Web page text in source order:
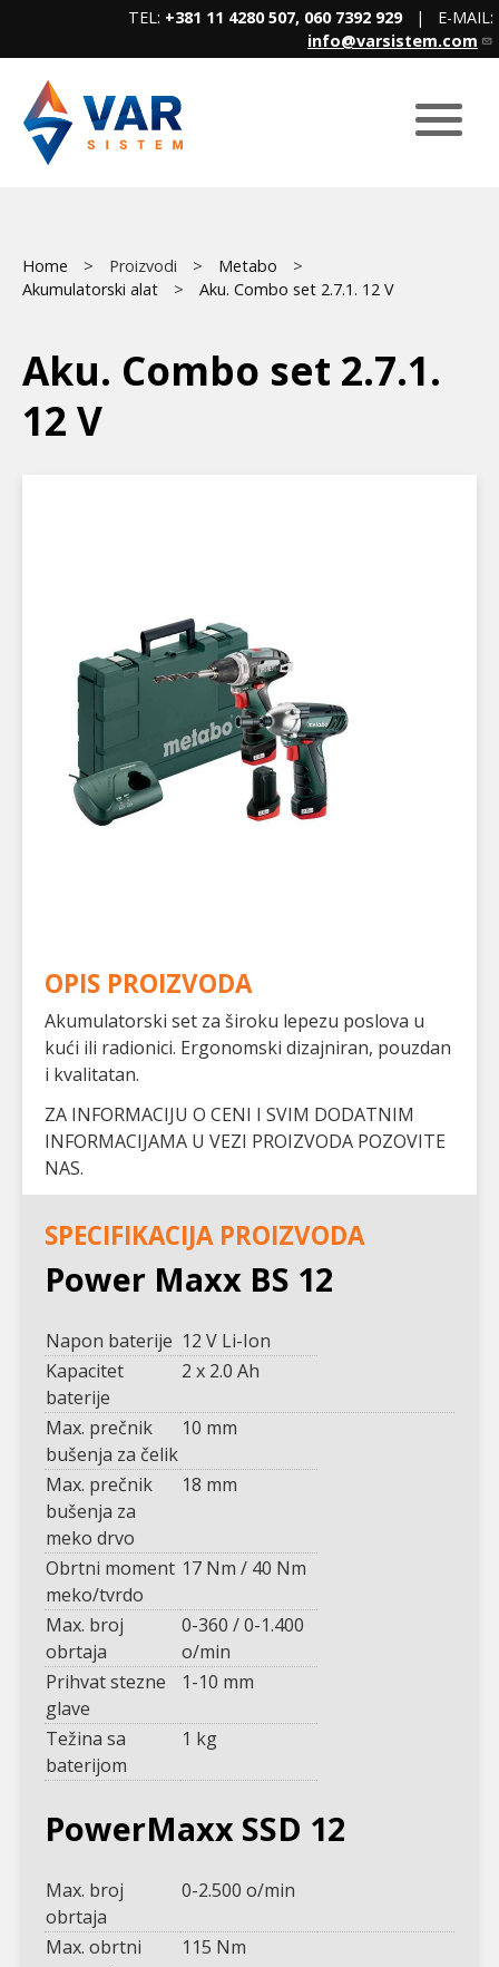
content
TEL: +381 11 4280 507, 060 7392 929| E-MAIL:
info@varsistem.com
Main
Breadcrumb
Home Proizvodi
Metabo
Akumulatorski alat
Aku. Combo set 2.7.1. 12 V
Aku. Combo set 2.7.1.
12 V
OPIS PROIZVODA
Akumulatorski set za široku lepezu poslova u
kući ili radionici. Ergonomski dizajniran, pouzdan
i kvalitatan.
ZA INFORMACIJU O CENI I SVIM DODATNIM
INFORMACIJAMA U VEZI PROIZVODA POZOVITE
NAS.
SPECIFIKACIJA PROIZVODA
Power Maxx BS 12
Napon baterije 12 V Li-Ion
Kapacitet
baterije
2 x 2.0 Ah
Max. prečnik
bušenja za čelik
10 mm
Max. prečnik
bušenja za
meko drvo
18 mm
Obrtni moment
meko/tvrdo
17 Nm / 40 Nm
Max. broj
obrtaja
0-360 / 0-1.400
o/min
Prihvat stezne
glave
1-10 mm
Težina sa
baterijom
1 kg
PowerMaxx SSD 12
Max. broj
obrtaja
0-2.500 o/min
Max. obrtni
115 Nm